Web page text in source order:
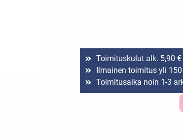
Toimituskulut alk. 5,90 €
Ilmainen toimitus yli
Toimitusaika noin 1-3